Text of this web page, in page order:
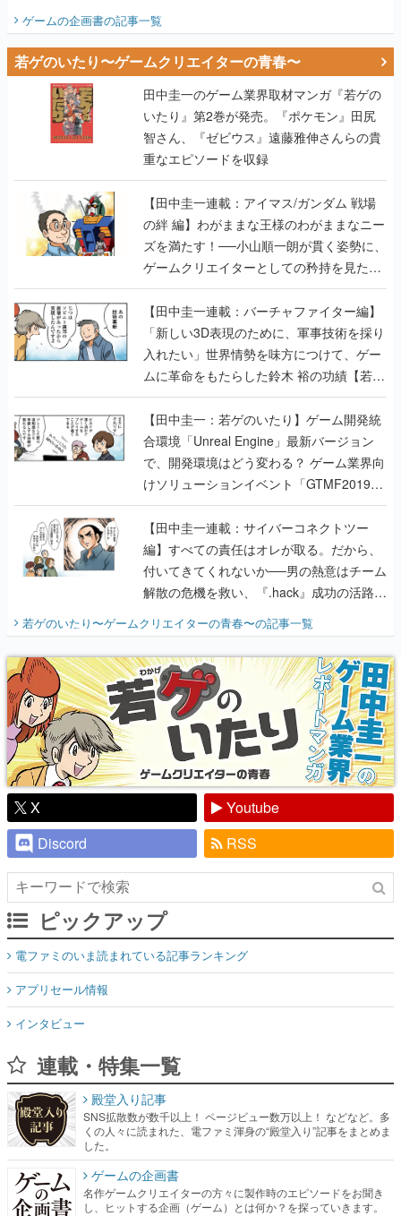
ビュー】
ゲームの企画書の記事一覧
若ゲのいたり〜ゲームクリエイターの青春〜
田中圭一のゲーム業界取材マンガ『若ゲの
いたり』第2巻が発売。『ポケモン』田尻
智さん、『ゼビウス』遠藤雅伸さんらの貴
重なエピソードを収録
【田中圭一連載：アイマス/ガンダム 戦場
の絆 編】わがままな王様のわがままなニー
ズを満たす！──小山順一朗が貫く姿勢に、
ゲームクリエイターとしての矜持を見た
【若ゲのいたり最終回】
【田中圭一連載：バーチャファイター編】
「新しい3D表現のために、軍事技術を採り
入れたい」世界情勢を味方につけて、ゲー
ムに革命をもたらした鈴木 裕の功績【若ゲ
のいたり】
【田中圭一：若ゲのいたり】ゲーム開発統
合環境「Unreal Engine」最新バージョン
で、開発環境はどう変わる？ ゲーム業界向
けソリューションイベント「GTMF2019」
に行って、より理解を深めよう【PR】
【田中圭一連載：サイバーコネクトツー
編】すべての責任はオレが取る。だから、
付いてきてくれないか──男の熱意はチーム
解散の危機を救い、『.hack』成功の活路を
開く。業界の快男児・松山 洋に流れる血は
『少年ジャンプ』色だった【若ゲのいた
り】
若ゲのいたり〜ゲームクリエイターの青春〜の記事一覧
X
Youtube
Discord
RSS
ピックアップ
電ファミのいま読まれている記事ランキング
アプリセール情報
インタビュー
連載・特集一覧
殿堂入り記事
SNS拡散数が数千以上！ ページビュー数万以上！ などなど。多
くの人々に読まれた、電ファミ渾身の“殿堂入り”記事をまとめま
した。
ゲームの企画書
名作ゲームクリエイターの方々に製作時のエピソードをお聞き
し、ヒットする企画（ゲーム）とは何か？を探っていきます。